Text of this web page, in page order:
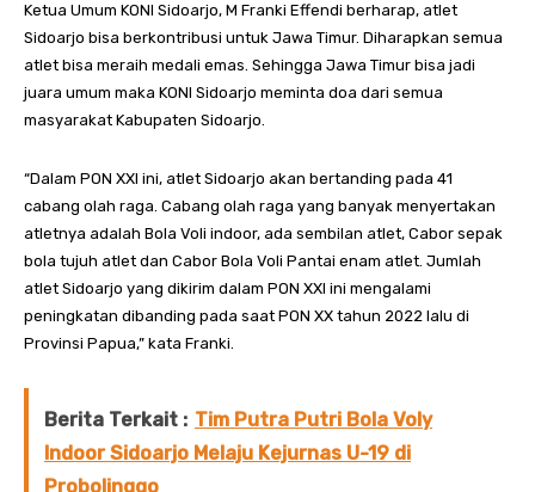
Ketua Umum KONI Sidoarjo, M Franki Effendi berharap, atlet
Sidoarjo bisa berkontribusi untuk Jawa Timur. Diharapkan semua
atlet bisa meraih medali emas. Sehingga Jawa Timur bisa jadi
juara umum maka KONI Sidoarjo meminta doa dari semua
masyarakat Kabupaten Sidoarjo.
“Dalam PON XXI ini, atlet Sidoarjo akan bertanding pada 41
cabang olah raga. Cabang olah raga yang banyak menyertakan
atletnya adalah Bola Voli indoor, ada sembilan atlet, Cabor sepak
bola tujuh atlet dan Cabor Bola Voli Pantai enam atlet. Jumlah
atlet Sidoarjo yang dikirim dalam PON XXI ini mengalami
peningkatan dibanding pada saat PON XX tahun 2022 lalu di
Provinsi Papua,” kata Franki.
Berita Terkait : Tim Putra Putri Bola Voly
Indoor Sidoarjo Melaju Kejurnas U-19 di
Probolinggo